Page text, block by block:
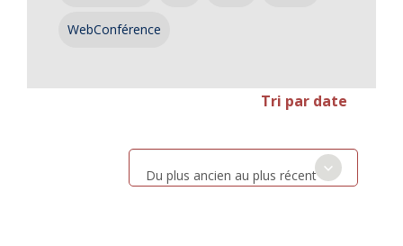
WebConférence
Tri par date
Du plus ancien au plus récent